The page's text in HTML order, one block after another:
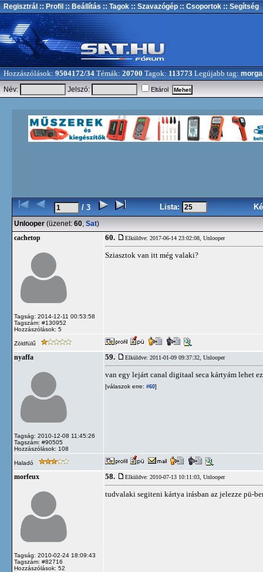
Regisztrál :: Profil :: Beállítás :: Tagok :: Szavazógép :: Csoportok :: Segítség
Hozzászólások: 9504172/34 Témák: 20700 Tagok: 113773 Legújabb tag:
Név:
Jelszó: Eltárol
/ 3 Lista:
Unlooper (üzenet: 60, Sat)
cachetop
Tagság: 2014-12-11 00:53:58
Tagszám: #130952
Hozzászólások: 5
60. Elküldve: 2017-06-14 23:02:08, Unlooper
Sziasztok van itt még valaki?
Zöldfülű
nyaffa
Tagság: 2010-12-08 11:45:26
Tagszám: #90505
Hozzászólások: 108
59. Elküldve: 2011-01-09 09:37:32, Unlooper
van egy lejárt canal digitaal seca kártyám lehet
[válaszok erre: #60]
Haladó
morfeux
Tagság: 2010-02-24 18:09:43
Tagszám: #82716
Hozzászólások: 52
58. Elküldve: 2010-07-13 10:11:03, Unlooper
tudvalaki segiteni kártya irásban az jelezze pü-